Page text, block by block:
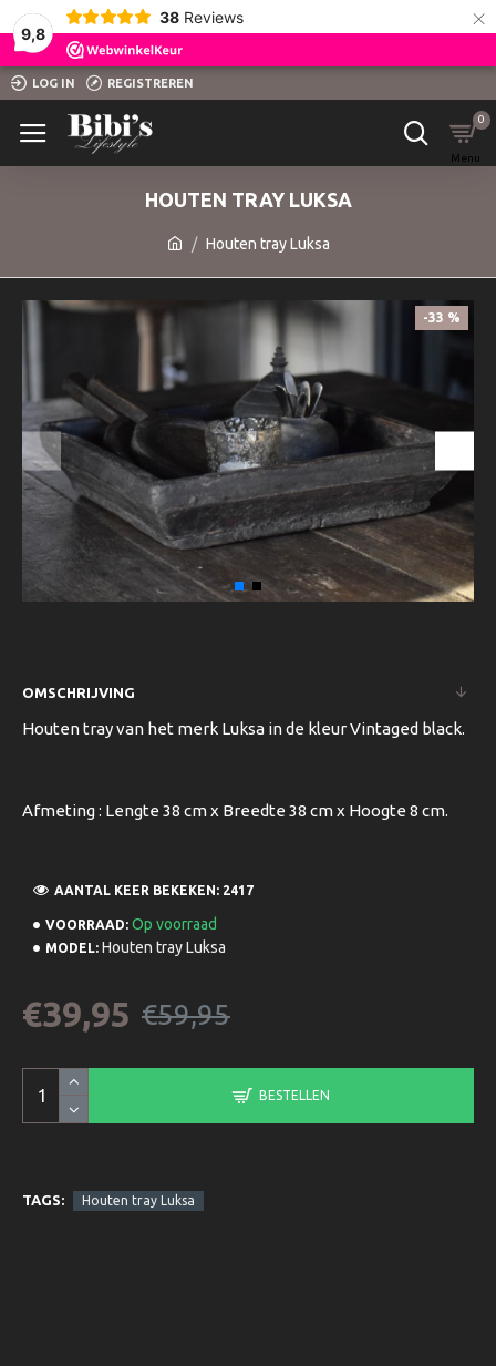
9,8
38 Reviews ×
LOG IN REGISTREREN
0
Houten tray Luksa
HOUTEN TRAY LUKSA
-33 %
OMSCHRIJVING
Houten tray van het merk Luksa in de kleur Vintaged black.
Afmeting : Lengte 38 cm x Breedte 38 cm x Hoogte 8 cm.
VOORRAAD: Op voorraad
MODEL: Houten tray Luksa
AANTAL KEER BEKEKEN: 2417
€39,95 €59,95
BESTELLEN
TAGS: Houten tray Luksa